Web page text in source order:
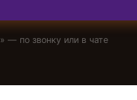
» — по звонку или в чате